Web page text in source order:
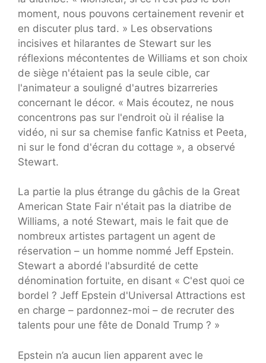
moment, nous pouvons certainement revenir et
en discuter plus tard. » Les observations
incisives et hilarantes de Stewart sur les
réflexions mécontentes de Williams et son choix
de siège n'étaient pas la seule cible, car
l'animateur a souligné d'autres bizarreries
concernant le décor. « Mais écoutez, ne nous
concentrons pas sur l'endroit où il réalise la
vidéo, ni sur sa chemise fanfic Katniss et Peeta,
ni sur le fond d'écran du cottage », a observé
Stewart.
La partie la plus étrange du gâchis de la Great
American State Fair n'était pas la diatribe de
Williams, a noté Stewart, mais le fait que de
nombreux artistes partagent un agent de
réservation – un homme nommé Jeff Epstein.
Stewart a abordé l'absurdité de cette
dénomination fortuite, en disant « C'est quoi ce
bordel ? Jeff Epstein d'Universal Attractions est
en charge – pardonnez-moi – de recruter des
talents pour une fête de Donald Trump ? »
Epstein n’a aucun lien apparent avec le